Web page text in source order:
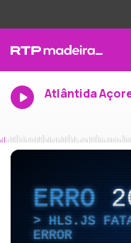
Atlântida
ERRO
HLS.JS
ERROR